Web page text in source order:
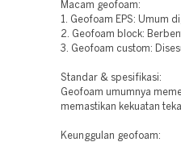
Macam geofoam:
1. Geofoam EPS: Umum
2. Geofoam block:
3. Geofoam custom:
Standar & spesifikasi:
Geofoam umumnya
memastikan kekuatan
Keunggulan geofoam: